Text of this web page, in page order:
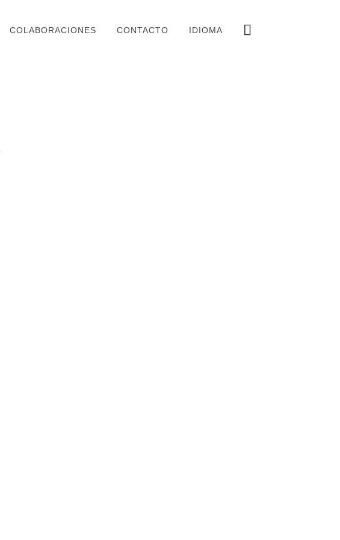
COLABORACIONES CONTACTO IDIOMA